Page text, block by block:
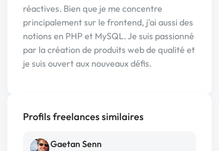
réactives. Bien que je me concentre
principalement sur le frontend, j'ai aussi des
notions en PHP et MySQL. Je suis passionné
par la création de produits web de qualité et
je suis ouvert aux nouveaux défis.
Profils freelances similaires
Gaetan Senn